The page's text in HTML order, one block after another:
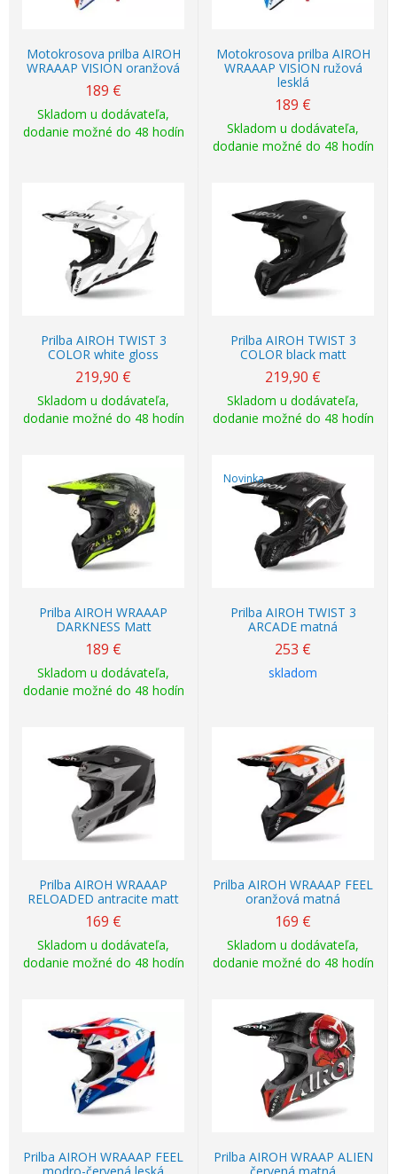
Motokrosova prilba AIROH
WRAAAP VISION oranžová
189 €
Skladom u dodávateľa,
dodanie možné do 48 hodín
Motokrosova prilba AIROH
WRAAAP VISION ružová
lesklá
189 €
Skladom u dodávateľa,
dodanie možné do 48 hodín
Prilba AIROH TWIST 3
COLOR white gloss
219,90 €
Skladom u dodávateľa,
dodanie možné do 48 hodín
Prilba AIROH TWIST 3
COLOR black matt
219,90 €
Skladom u dodávateľa,
dodanie možné do 48 hodín
Prilba AIROH WRAAAP
DARKNESS Matt
189 €
Skladom u dodávateľa,
dodanie možné do 48 hodín
Novinka
Prilba AIROH TWIST 3
ARCADE matná
253 €
skladom
Prilba AIROH WRAAAP
RELOADED antracite matt
169 €
Skladom u dodávateľa,
dodanie možné do 48 hodín
Prilba AIROH WRAAAP FEEL
oranžová matná
169 €
Skladom u dodávateľa,
dodanie možné do 48 hodín
Prilba AIROH WRAAAP FEEL
Prilba AIROH WRAAP ALIEN